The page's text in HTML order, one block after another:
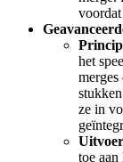
voordat
het
ze in
toe aan